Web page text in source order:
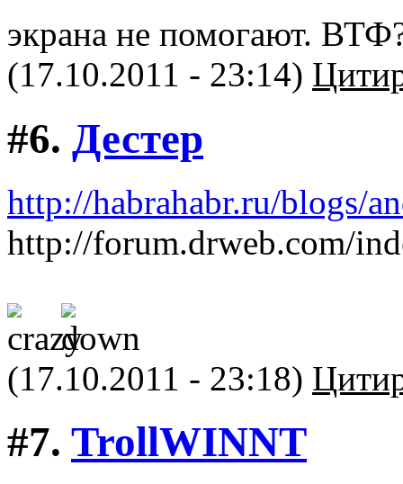
экрана не помогают.
(17.10.2011 - 23:14)
#6. Дестер
http://habrahabr.ru/blogs/
http://forum.drweb.com/
(17.10.2011 - 23:18)
#7. TrollWINNT